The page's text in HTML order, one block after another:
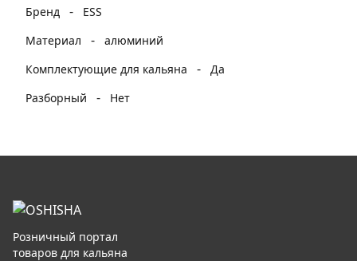
Бренд -
ESS
Материал
- алюминий
Комплектующие для кальяна
- Да
Разборный
- Нет
Розничный портал
товаров для кальяна